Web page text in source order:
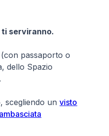
serviranno.
passaporto o
dello Spazio
.
scegliendo unvisto
ambasciata